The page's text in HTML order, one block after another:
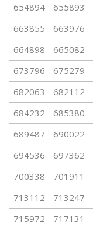
654894
655893
663855
663976
664898
665082
673796
675279
682063
682112
684232
685380
689487
690022
694536
697362
700338
701911
713112
713247
715972
717131